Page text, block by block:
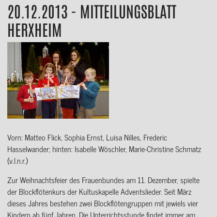
20.12.2013 - MITTEILUNGSBLATT
HERXHEIM
Vorn: Matteo Flick, Sophia Ernst, Luisa Nilles, Frederic
Hasselwander; hinten: Isabelle Wöschler, Marie-Christine Schmatz
(v.l.n.r.)
Zur Weihnachtsfeier des Frauenbundes am 11. Dezember, spielte
der Blockflötenkurs der Kultuskapelle Adventslieder. Seit März
dieses Jahres bestehen zwei Blockflötengruppen mit jewiels vier